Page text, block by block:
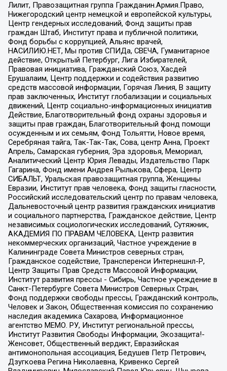
Лилит, Правозащитная группа Гражданин.Армия.Право,
Нижегородский центр немецкой и европейской культуры,
Центр гендерных исследований, Фонд защиты прав
граждан Штаб, Институт права и публичной политики,
Фонд борьбы с коррупцией, Альянс врачей,
НАСИЛИЮ.НЕТ, Мы против СПИДа, СВЕЧА, Гуманитарное
действие, Открытый Петербург, Лига Избирателей,
Правовая инициатива, Гражданский Союз, Хасдей
Ерушалаим, Центр поддержки и содействия развитию
средств массовой информации, Горячая Линия, В защиту
прав заключенных, Институт глобализации и социальных
движений, Центр социально-информационных инициатив
Действие, Благотворительный фонд охраны здоровья и
защиты прав граждан, Благотворительный фонд помощи
осужденным и их семьям, Фонд Тольятти, Новое время,
Серебряная тайга, Так-Так-Так, Сова, центр Анна, Проект
Апрель, Самарская губерния, Эра здоровья, Мемориал,
Аналитический Центр Юрия Левады, Издательство Парк
Гагарина, Фонд имени Андрея Рылькова, Сфера, Центр
СИБАЛЬТ, Уральская правозащитная группа, Женщины
Евразии, Институт прав человека, Фонд защиты гласности,
Российский исследовательский центр по правам человека,
Дальневосточный центр развития гражданских инициатив
и социального партнерства, Гражданское действие, Центр
независимых социологических исследований, Сутяжник,
АКАДЕМИЯ ПО ПРАВАМ ЧЕЛОВЕКА, Центр развития
некоммерческих организаций, Частное учреждение в
Калининграде Совета Министров северных стран,
Гражданское содействие, Трансперенси Интернешнл-Р,
Центр Защиты Прав Средств Массовой Информации,
Институт развития прессы - Сибирь, Частное учреждение в
Санкт-Петербурге Совета Министров Северных Стран,
Фонд поддержки свободы прессы, Гражданский контроль,
Человек и Закон, Общественная комиссия по сохранению
наследия академика Сахарова, Информационное
агентство МЕМО. РУ, Институт региональной прессы,
Институт Развития Свободы Информации, Экозащита!-
Женсовет, Общественный вердикт, Евразийская
антимонопольная ассоциация, Бедушев Петр Петрович,
Дзугкоева Регина Николаевна, Кривенко Сергей